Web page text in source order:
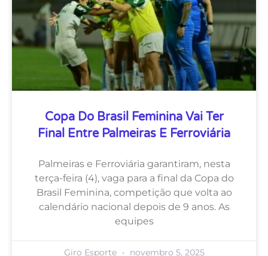
Copa Do Brasil Feminina Vai Ter
Final Entre Palmeiras E Ferroviária
Palmeiras e Ferroviária garantiram, nesta
terça-feira (4), vaga para a final da Copa do
Brasil Feminina, competição que volta ao
calendário nacional depois de 9 anos. As
equipes
Giro Esporte novembro 5, 2025